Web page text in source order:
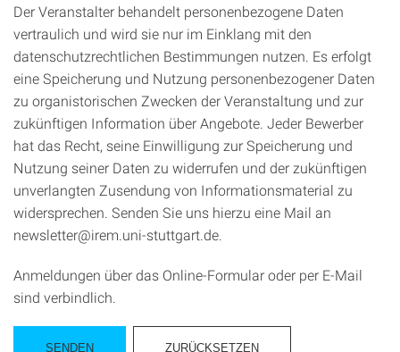
Der Veranstalter behandelt personenbezogene Daten
vertraulich und wird sie nur im Einklang mit den
datenschutzrechtlichen Bestimmungen nutzen. Es erfolgt
eine Speicherung und Nutzung personenbezogener Daten
zu organistorischen Zwecken der Veranstaltung und zur
zukünftigen Information über Angebote. Jeder Bewerber
hat das Recht, seine Einwilligung zur Speicherung und
Nutzung seiner Daten zu widerrufen und der zukünftigen
unverlangten Zusendung von Informationsmaterial zu
widersprechen. Senden Sie uns hierzu eine Mail an
newsletter@irem.uni-stuttgart.de.
Anmeldungen über das Online-Formular oder per E-Mail
sind verbindlich.